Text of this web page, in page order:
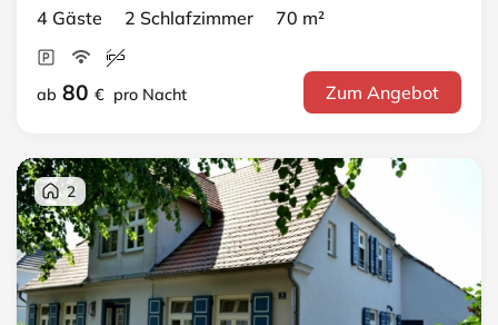
4 Gäste 2 Schlafzimmer 70 m²
ab 80 € pro Nacht Zum Angebot
2